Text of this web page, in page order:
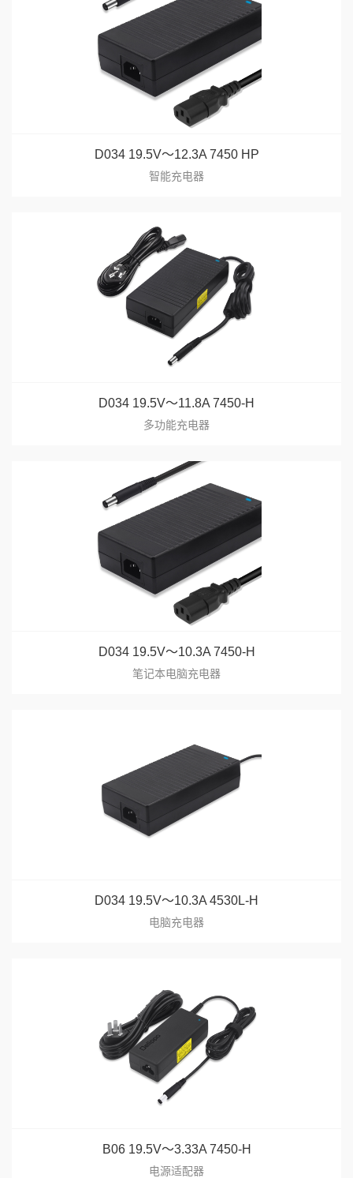
D034 19.5V～12.3A 7450 HP
智能充电器
D034 19.5V～11.8A 7450-H
多功能充电器
D034 19.5V～10.3A 7450-H
笔记本电脑充电器
D034 19.5V～10.3A 4530L-H
电脑充电器
B06 19.5V～3.33A 7450-H
电源适配器